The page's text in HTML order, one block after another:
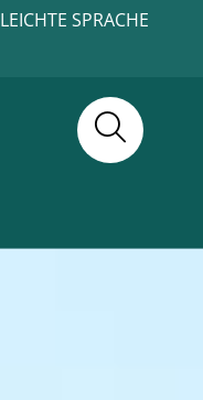
LEICHTE SPRACHE